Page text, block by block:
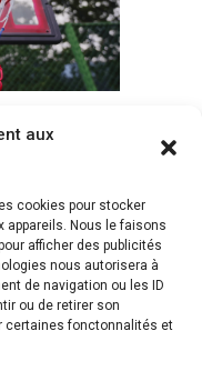
aux
cookies pour stocker
Nous le faisons
afficher des publicités
nous autorisera à
de navigation ou les ID
ou de retirer son
certaines fonctonnalités et